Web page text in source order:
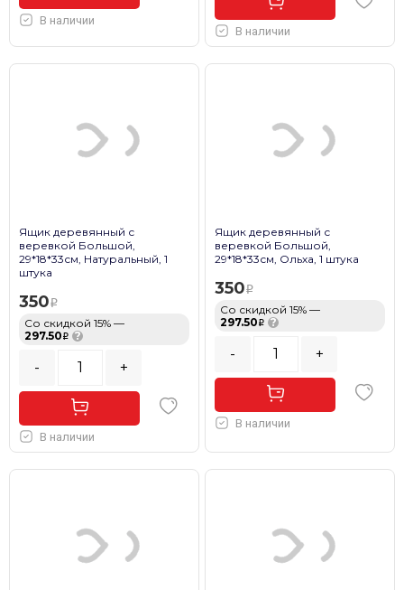
В наличии
В наличии
Ящик деревянный с
веревкой Большой,
29*18*33см, Натуральный, 1
штука
350
Со скидкой 15% —
297.50
?
- +
В наличии
Ящик деревянный с
веревкой Большой,
29*18*33см, Ольха, 1 штука
350
Со скидкой 15% —
297.50
?
- +
В наличии